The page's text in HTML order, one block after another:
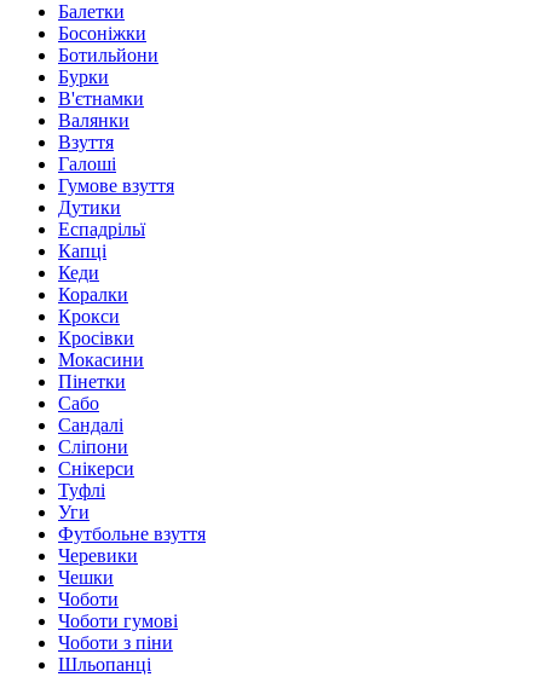
Балетки
Босоніжки
Ботильйони
Бурки
В'єтнамки
Валянки
Взуття
Галоші
Гумове взуття
Дутики
Еспадрільї
Капці
Кеди
Коралки
Крокси
Кросівки
Мокасини
Пінетки
Сабо
Сандалі
Сліпони
Снікерси
Туфлі
Уги
Футбольне взуття
Черевики
Чешки
Чоботи
Чоботи гумові
Чоботи з піни
Шльопанці